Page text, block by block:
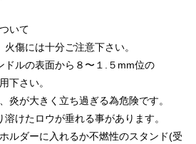
いて
傷には十分ご注意下さい。
ドルの表面から８〜１.５mm位の
下さい。
炎が大きく立ち過ぎる為危険です。
けたロウが垂れる事があります。
ルダーに入れるか不燃性のスタンド(受